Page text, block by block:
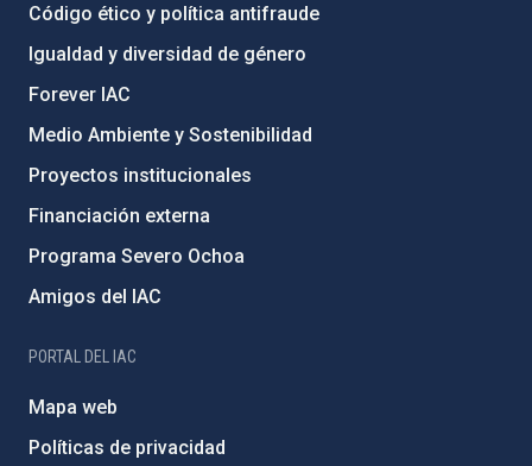
Código ético y política antifraude
Igualdad y diversidad de género
Forever IAC
Medio Ambiente y Sostenibilidad
Proyectos institucionales
Financiación externa
Programa Severo Ochoa
Amigos del IAC
PORTAL DEL IAC
Mapa web
Políticas de privacidad